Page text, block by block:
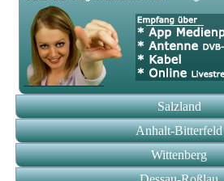
Salzland
Anhalt-Bitterfeld
Wittenberg